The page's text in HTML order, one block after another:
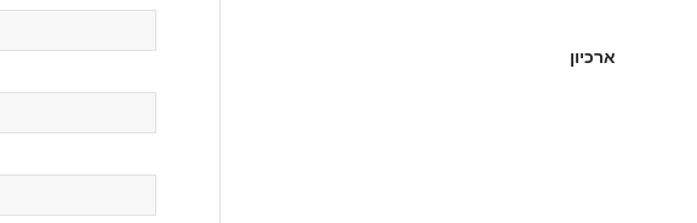
ארכיון